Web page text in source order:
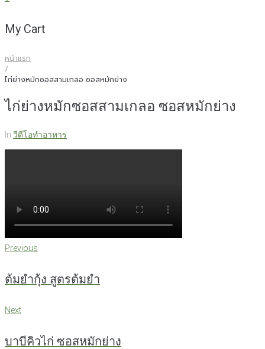
My Cart
หน้าแรก
/
ไก่ย่างหมักซอสสามเกลอ ซอสหมักย่าง
ไก่ย่างหมักซอสสามเกลอ ซอสหมักย่าง
In วีดีโอทำอาหาร
แนะแนว
เรื่อง
Previous
Previous
ต้มยำกุ้ง สูตรต้มยำ
Next
Next
บาบีคิวไก่ ซอสหมักย่าง